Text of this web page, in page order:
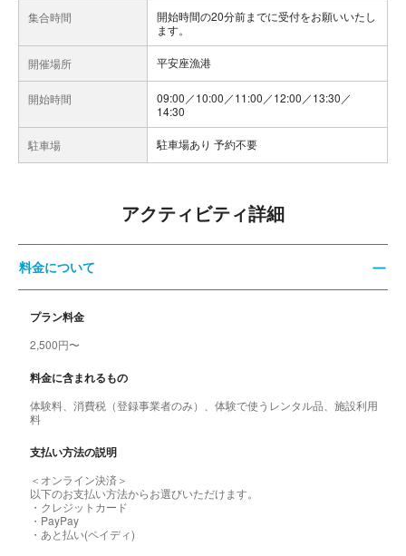
集合時間
開始時間の20分前までに受付をお願いいたし
ます。
開催場所 平安座漁港
開始時間
09:00／10:00／11:00／12:00／13:30／
14:30
駐車場 駐車場あり 予約不要
アクティビティ詳細
料金について
プラン料金
2,500円〜
料金に含まれるもの
体験料、消費税（登録事業者のみ）、体験で使うレンタル品、施設利用
料
支払い方法の説明
＜オンライン決済＞
以下のお支払い方法からお選びいただけます。
・クレジットカード
・PayPay
・あと払い(ペイディ)